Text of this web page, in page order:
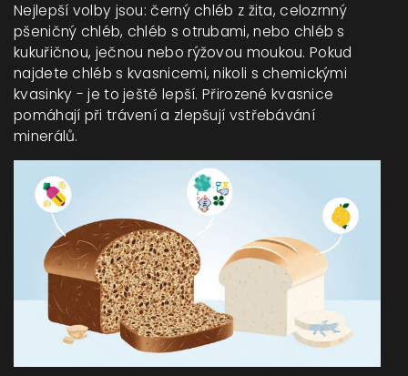
Nejlepší volby jsou: černý chléb z žita, celozrnný
pšeničný chléb, chléb s otrubami, nebo chléb s
kukuřičnou, ječnou nebo rýžovou moukou. Pokud
najdete chléb s kvasnicemi, nikoli s chemickými
kvasinky - je to ještě lepší. Přirozené kvasnice
pomáhají při trávení a zlepšují vstřebávání
minerálů.